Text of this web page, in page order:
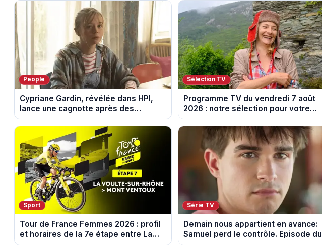
People
Cypriane Gardin, révélée dans HPI,
lance une cagnotte après des
difficultés financières
Sélection TV
Programme TV du vendredi 7 août
2026 : notre sélection pour votre
soirée télé
Sport
Tour de France Femmes 2026 : profil
et horaires de la 7e étape entre La
Voulte-sur-Rhône et le Mont Ventoux
Série TV
Demain nous appartient en avance:
Samuel perd le contrôle. Episode du
10 août 2026.